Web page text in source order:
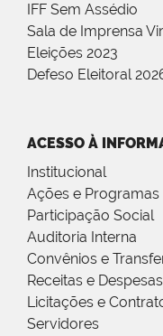
IFF Sem Assédio
Sala de Imprensa
Eleições 2023
Defeso Eleitoral
ACESSO À
Institucional
Ações e Programas
Participação Social
Auditoria Interna
Convênios e
Receitas e Despesas
Licitações e
Servidores